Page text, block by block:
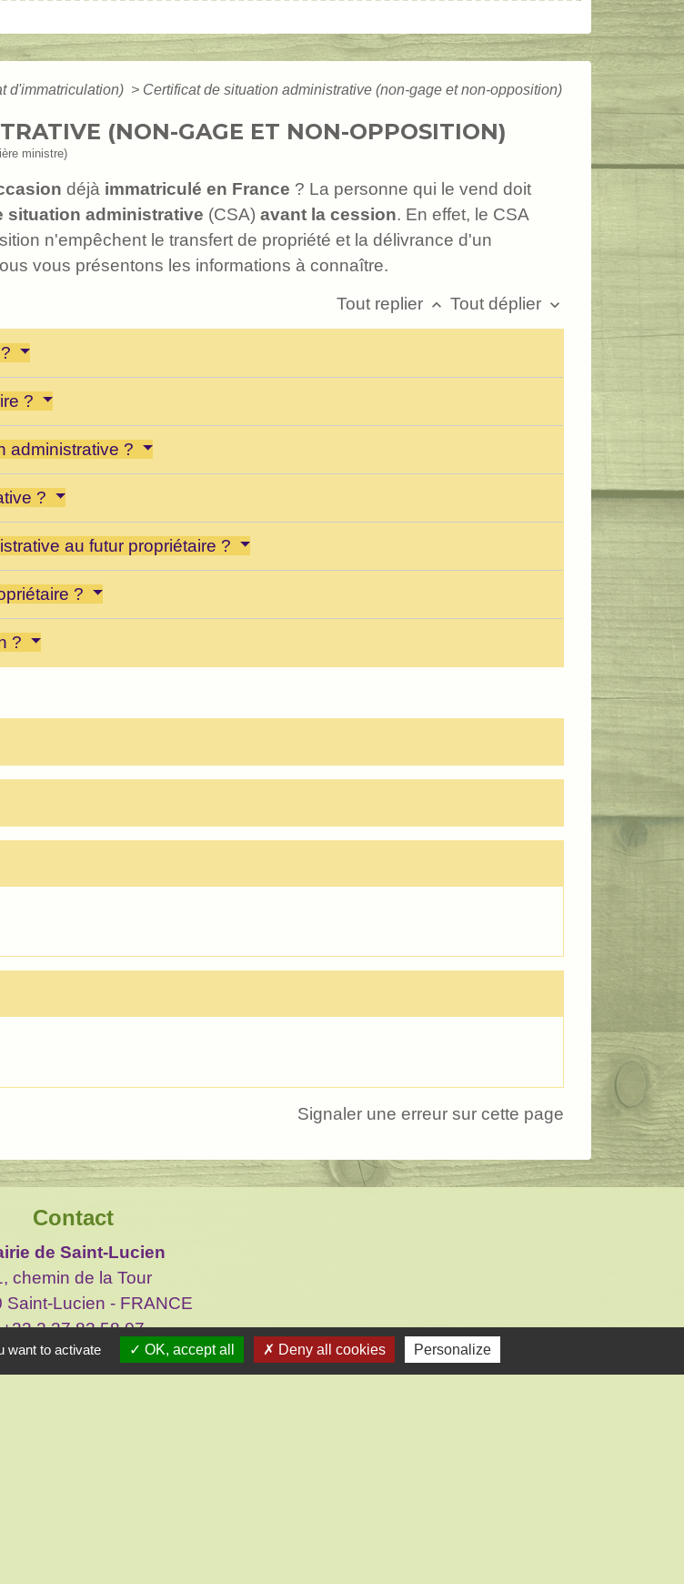
d'immatriculation) > Certificat de situation administrative (non-gage et non-opposition)
(NON-GAGE ET NON-OPPOSITION)
ministre)
déjà immatriculé en France ? La personne qui le vend doit
situation administrative (CSA) avant la cession. En effet, le CSA
n'empêchent le transfert de propriété et la délivrance d'un
vous présentons les informations à connaître.
Tout replier keyboard_arrow_up Tout déplier keyboard_arrow_down
?
administrative ?
?
au futur propriétaire ?
?
?
Signaler une erreur sur cette page
Contact
de Saint-Lucien
chemin de la Tour
Saint-Lucien - FRANCE
+33 2 37 82 58 07
Contact par formulaire
want to activate OK, accept all Deny all cookies Personalize